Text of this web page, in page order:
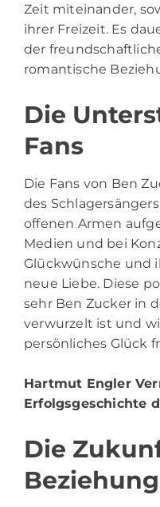
Zeit miteinander,
ihrer Freizeit. Es
der
romantische
Die
Fans
Die Fans von Ben
des
offenen Armen
Medien und bei
Glückwünsche und
neue Liebe. Diese
sehr Ben Zucker in
verwurzelt ist und
persönliches Glück
Hartmut Engler
Erfolgsgeschichte
Die
Beziehung